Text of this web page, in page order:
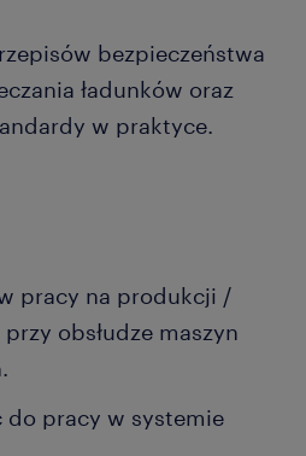
bezpieczeństwa
ładunków oraz
w praktyce.
pracy na produkcji /
obsłudze maszyn
do pracy w systemie